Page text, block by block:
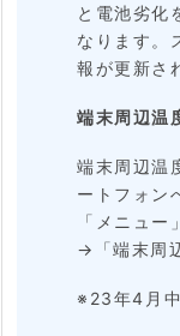
と電池劣化
なります。
報が更新さ
端末周辺温
端末周辺温
ートフォン
「メニュ
→「端末周
※23年4月中